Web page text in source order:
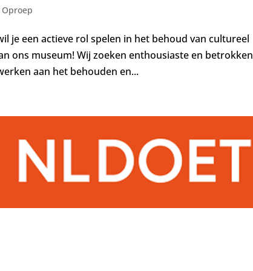
Oproep
je een actieve rol spelen in het behoud van cultureel
ons museum! Wij zoeken enthousiaste en betrokken
aan het behouden en...